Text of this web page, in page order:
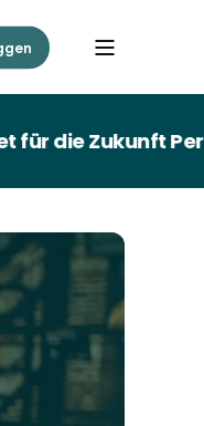
Personal.